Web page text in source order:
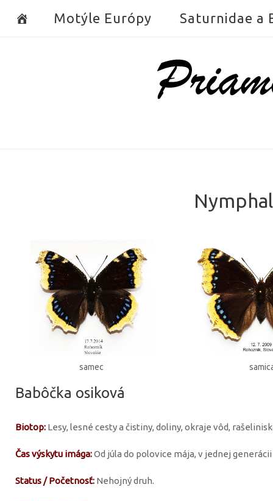
Motýle Európy Saturnidae a
Home
samec
Babôčka osiková
Biotop: Lesy, lesné cesty a čistiny, doliny, okraje vôd,
Čas výskytu imága:Od júla do polovice mája, v jednej
Status / Početnosť: Nehojný druh.